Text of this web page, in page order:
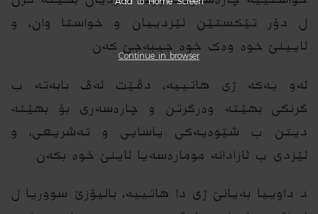
ل دۆر تێکستێن ئێزدییان و خواستا وان، و
ئایینێ خوه ‌وەک خوه‌ جیبەجێ کەن.
ئەو یەکە ژی هاتییە، دڤێت ئەڤ بابەتە ب
گرنگی بهێتە وەرگرتن و چارەسەری بۆ بهێتە
دیتن ب شێوەیەکی یاسایی و تەشریعی، و
ئێزدی ب ئازادانە مومارەسەیا ئاینێ خوه‌ بکەن.
د داوییا بەیانێ ژی دا هاتییە، بالیۆزێ سووریا ل
Continue in browser